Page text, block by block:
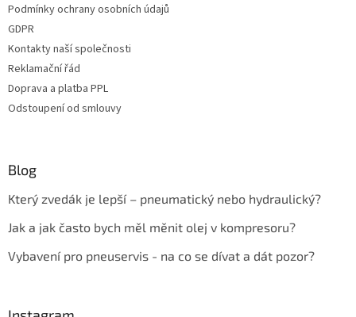
Podmínky ochrany osobních údajů
GDPR
Kontakty naší společnosti
Reklamační řád
Doprava a platba PPL
Odstoupení od smlouvy
Blog
Který zvedák je lepší – pneumatický nebo hydraulický?
Jak a jak často bych měl měnit olej v kompresoru?
Vybavení pro pneuservis - na co se dívat a dát pozor?